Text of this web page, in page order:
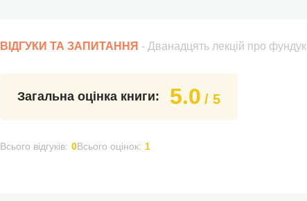
ВІДГУКИ ТА ЗАПИТАННЯ - Дванадцять лекцій про фундук
Загальна оцінка книги: 5.0 / 5
Всього відгуків: 0Всього оцінок: 1